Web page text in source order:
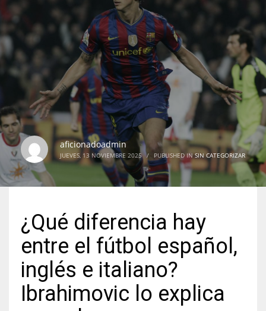
NYJ
aficionadoadmin
JUEVES, 13 NOVIEMBRE 2025 / PUBLISHED INSIN CATEGORIZAR
¿Qué diferencia hay
entre el fútbol español,
inglés e italiano?
Ibrahimovic lo explica